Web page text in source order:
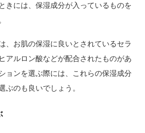
きには、保湿成分が入っているものを
、お肌の保湿に良いとされているセラ
アルロン酸などが配合されたものがあ
ョンを選ぶ際には、これらの保湿成分
ぶのも良いでしょう。